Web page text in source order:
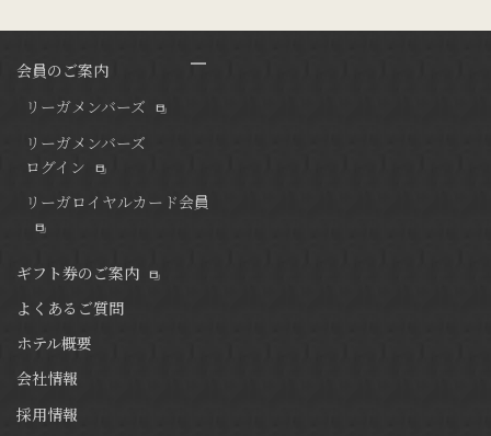
会員のご案内
リーガメンバーズ
リーガメンバーズ
ログイン
リーガロイヤルカード会員
ギフト券のご案内
よくあるご質問
ホテル概要
会社情報
採用情報